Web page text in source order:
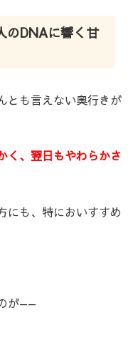
のDNAに響く甘
とも言えない奥行きが
く、翌日もやわらかさ
にも、特においすすめ
が——